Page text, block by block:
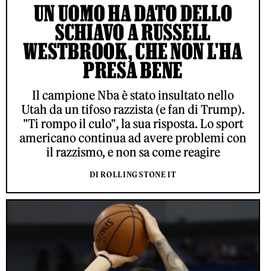
UN UOMO HA DATO DELLO
SCHIAVO A RUSSELL
WESTBROOK, CHE NON L'HA
PRESA BENE
Il campione Nba è stato insultato nello
Utah da un tifoso razzista (e fan di Trump).
"Ti rompo il culo", la sua risposta. Lo sport
americano continua ad avere problemi con
il razzismo, e non sa come reagire
DI ROLLING STONE IT